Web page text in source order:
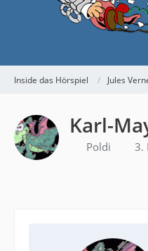
Inside das Hörspiel Jules
Karl-
Poldi 3.